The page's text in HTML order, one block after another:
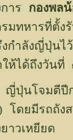
าร กองพล
รมทหารที่ตั้
กำลังญี่ปุ่นไ
ให้ได้ถึงวัน
โจมตีปีกข
โดยมีรถถั
ยาวเหยียด